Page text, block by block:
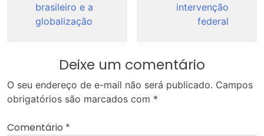
brasileiro e a
globalização
intervenção
federal
Deixe um comentário
O seu endereço de e-mail não será publicado. Campos
obrigatórios são marcados com *
Comentário *